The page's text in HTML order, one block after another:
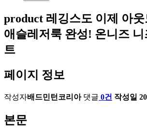
product 레깅스도 이제 아웃
애슬레저룩 완성! 온니즈 니
트
페이지 정보
작성자배드민턴코리아 댓글 0건 작성일
본문